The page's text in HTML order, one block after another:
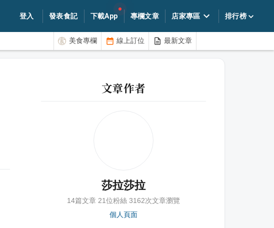
登入 發表食記 下載App 專欄文章 店家專區 排行榜
美食專欄 線上訂位 最新文章
文章作者
莎拉莎拉
14篇文章 21位粉絲 3162次文章瀏覽
個人頁面